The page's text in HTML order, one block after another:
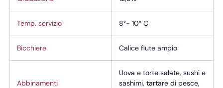
Temp. servizio 8°- 10° C
Bicchiere Calice flute ampio
Abbinamenti
Uova e torte salate, sushi e
sashimi, tartare di pesce,